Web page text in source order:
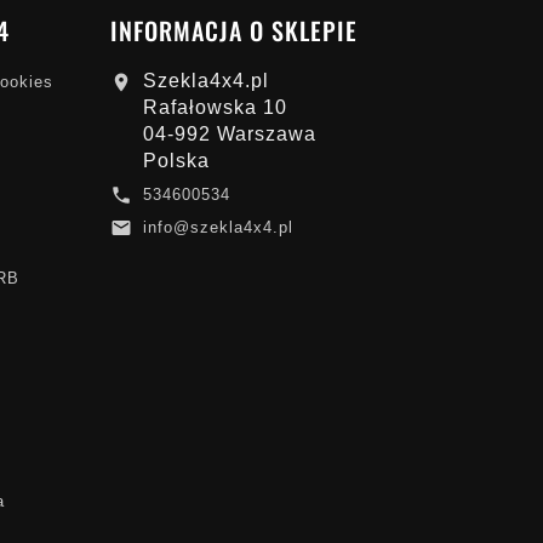
INFORMACJA O SKLEPIE

Szekla4x4.pl
Rafałowska 10
04-992 Warszawa
Polska
 534600534
 info@szekla4x4.pl